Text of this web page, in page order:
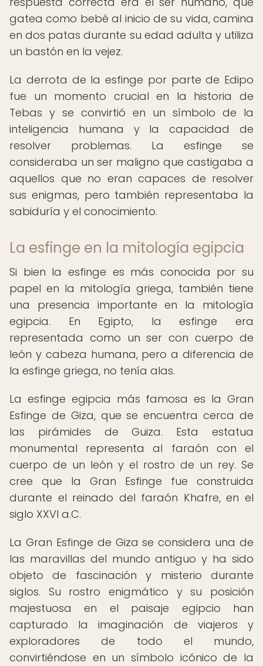
gatea como bebé al inicio de su vida, camina
en dos patas durante su edad adulta y utiliza
un bastón en la vejez.
La derrota de la esfinge por parte de Edipo
fue un momento crucial en la historia de
Tebas y se convirtió en un símbolo de la
inteligencia humana y la capacidad de
resolver problemas. La esfinge se
consideraba un ser maligno que castigaba a
aquellos que no eran capaces de resolver
sus enigmas, pero también representaba la
sabiduría y el conocimiento.
La esfinge en la mitología egipcia
Si bien la esfinge es más conocida por su
papel en la mitología griega, también tiene
una presencia importante en la mitología
egipcia. En Egipto, la esfinge era
representada como un ser con cuerpo de
león y cabeza humana, pero a diferencia de
la esfinge griega, no tenía alas.
La esfinge egipcia más famosa es la Gran
Esfinge de Giza, que se encuentra cerca de
las pirámides de Guiza. Esta estatua
monumental representa al faraón con el
cuerpo de un león y el rostro de un rey. Se
cree que la Gran Esfinge fue construida
durante el reinado del faraón Khafre, en el
siglo XXVI a.C.
La Gran Esfinge de Giza se considera una de
las maravillas del mundo antiguo y ha sido
objeto de fascinación y misterio durante
siglos. Su rostro enigmático y su posición
majestuosa en el paisaje egipcio han
capturado la imaginación de viajeros y
exploradores de todo el mundo,
convirtiéndose en un símbolo icónico de la